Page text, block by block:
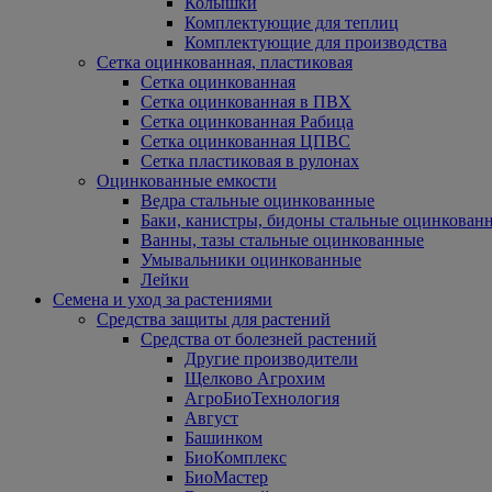
Комплектующие для теплиц
Комплектующие для производства
Сетка оцинкованная, пластиковая
Сетка оцинкованная
Сетка оцинкованная в ПВХ
Сетка оцинкованная Рабица
Сетка оцинкованная ЦПВС
Сетка пластиковая в рулонах
Оцинкованные емкости
Ведра стальные оцинкованные
Баки, канистры, бидоны стальные
Ванны, тазы стальные оцинкованные
Умывальники оцинкованные
Лейки
Семена и уход за растениями
Средства защиты для растений
Средства от болезней растений
Другие производители
Щелково Агрохим
АгроБиоТехнология
Август
Башинком
БиоКомплекс
БиоМастер